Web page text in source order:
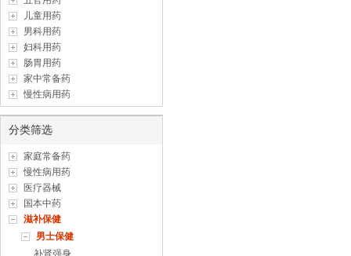
儿童用药
男科用药
妇科用药
肠胃用药
家中常备药
慢性病用药
分类筛选
家庭常备药
慢性病用药
医疗器械
国本中药
滋补保健
男士保健
补肾强身